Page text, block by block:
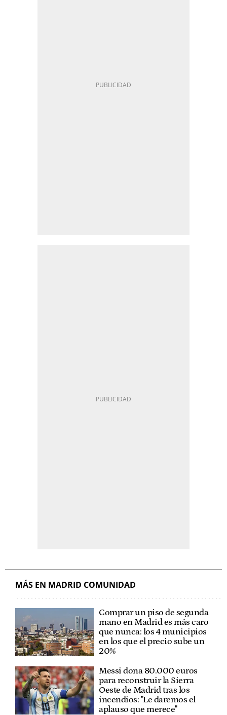
MÁS EN MADRID COMUNIDAD
Comprar un piso de segunda
mano en Madrid es más caro
que nunca: los 4 municipios
en los que el precio sube un
20%
Messi dona 80.000 euros
para reconstruir la Sierra
Oeste de Madrid tras los
incendios: "Le daremos el
aplauso que merece"